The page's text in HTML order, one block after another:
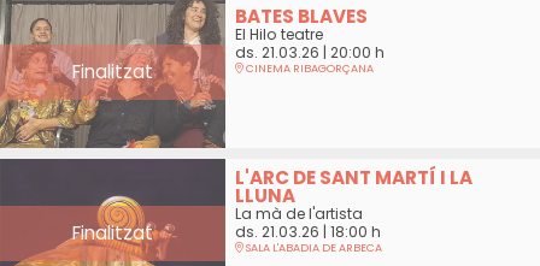
Finalitzat
BATES BLAVES
El Hilo teatre
ds. 21.03.26 | 20:00 h
CINEMA RIBAGORÇANA
Finalitzat
L'ARC DE SANT MARTÍ I LA
LLUNA
La mà de l'artista
ds. 21.03.26 | 18:00 h
SALA L'ABADIA DE ARBECA